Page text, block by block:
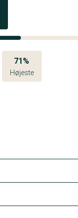
71%
Højeste